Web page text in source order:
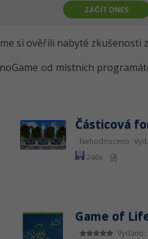
si ověřili nabyté zkušenosti
od místních
Částicová
Nehodnoceno
246x
Game of
Vydáno: